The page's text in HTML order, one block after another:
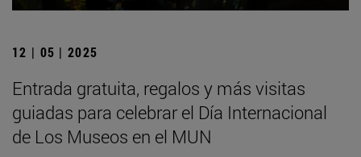
12 | 05 | 2025
Entrada gratuita, regalos y más visitas
guiadas para celebrar el Día Internacional
de Los Museos en el MUN